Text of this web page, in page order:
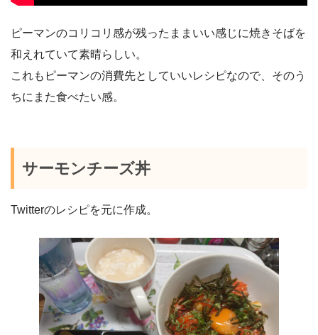
ピーマンのコリコリ感が残ったままいい感じに焼きそばを
和えれていて素晴らしい。
これもピーマンの消費先としていいレシピなので、そのう
ちにまた食べたい感。
サーモンチーズ丼
Twitterのレシピを元に作成。